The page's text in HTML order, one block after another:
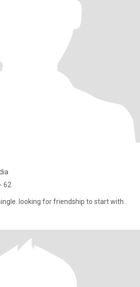
62
for friendship to start with..